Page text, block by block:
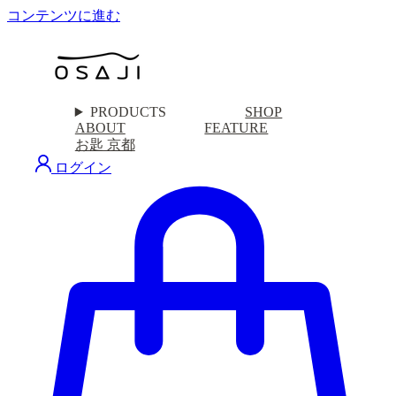
コンテンツに進む
PRODUCTS
SHOP
ABOUT
FEATURE
お匙 京都
ログイン